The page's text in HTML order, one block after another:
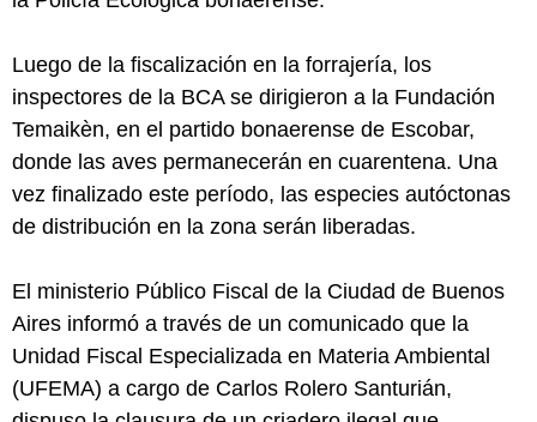
Luego de la fiscalización en la forrajería, los
inspectores de la BCA se dirigieron a la Fundación
Temaikèn, en el partido bonaerense de Escobar,
donde las aves permanecerán en cuarentena. Una
vez finalizado este período, las especies autóctonas
de distribución en la zona serán liberadas.
El ministerio Público Fiscal de la Ciudad de Buenos
Aires informó a través de un comunicado que la
Unidad Fiscal Especializada en Materia Ambiental
(UFEMA) a cargo de Carlos Rolero Santurián,